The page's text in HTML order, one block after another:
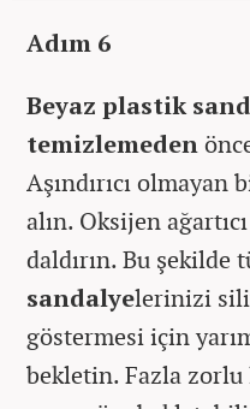
Adım 6
Beyaz plastik
temizlemeden
Aşındırıcı olmayan
alın. Oksijen
daldırın. Bu şekilde
sandalyelerinizi
göstermesi için
bekletin. Fazla